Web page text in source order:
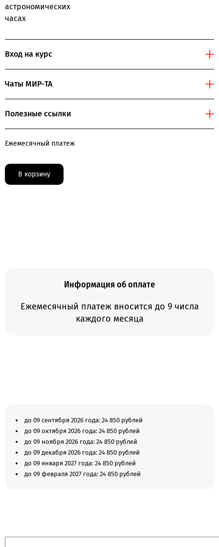
астрономических
часах
Вход на курс
Чаты МИР-ТА
Полезные ссылки
Ежемесячный платеж
В корзину
Информация об оплате
Ежемесячный платеж вносится до 9 числа
каждого месяца
до 09 сентября 2026 года: 24 850 рублей
до 09 октября 2026 года: 24 850 рублей
до 09 ноября 2026 года: 24 850 рублей
до 09 декабря 2026 года: 24 850 рублей
до 09 января 2027 года: 24 850 рублей
до 09 февраля 2027 года: 24 850 рублей